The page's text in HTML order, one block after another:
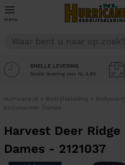
menu
SNELLE LEVERING
Snelle levering voor NL & BE
Hurricane.nl > Bedrijfskleding >
bodywarmer Dames
Harvest Deer
Dames - 2121037